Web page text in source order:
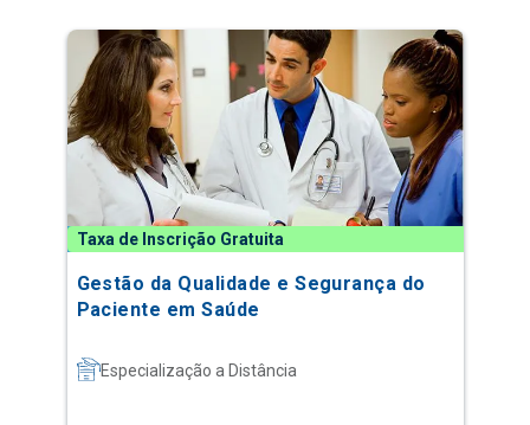
Taxa de Inscrição Gratuita
Gestão da Qualidade e Segurança do
Paciente em Saúde
Especialização a Distância